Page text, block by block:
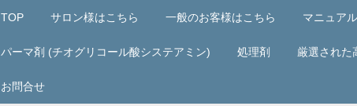
TOP サロン様はこちら 一般のお客様はこちら マニュアル
パーマ剤 (チオグリコール酸システアミン) 処理剤 厳選された
お問合せ